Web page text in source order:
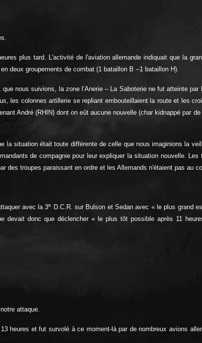
plus tard. L'activité de l'aviation allemande indiquait que la
deux groupements de combat (1 bataillon B --1 bataillon H).
nous suivions, la zone l’Anerie – La Saboterie ne fut atteinte par
les colonnes artillerie se repliant embouteillaient la route et les
André (RHIN) dont on eût aucune nouvelle (char kidnappé par
situation était toute différente de celle que nous imaginions la
de compagnie pour leur expliquer la situation nouvelle.
des troupes paraissant en ordre et les Allemands n'étaient pas au
avec la 3e
D.C.R. sur Bulson et Sedan avec « le plus grand
devait donc que déclencher « le plus tôt possible après 11
attaque.
heures et fut survolé à ce moment-là par de nombreux avions